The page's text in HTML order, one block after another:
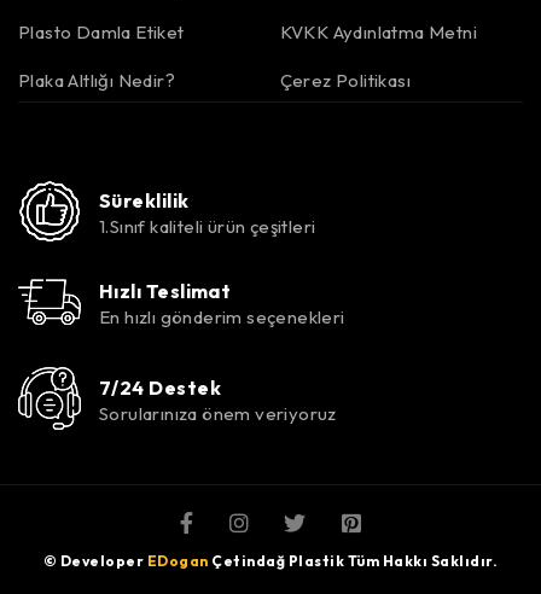
Plasto Damla Etiket
Plaka Altlığı Nedir?
KVKK Aydınlatma Metni
Çerez Politikası
Süreklilik
1.Sınıf kaliteli ürün çeşitleri
Hızlı Teslimat
En hızlı gönderim seçenekleri
7/24 Destek
Sorularınıza önem veriyoruz
© Developer EDogan Çetindağ Plastik Tüm Hakkı Saklıdır.